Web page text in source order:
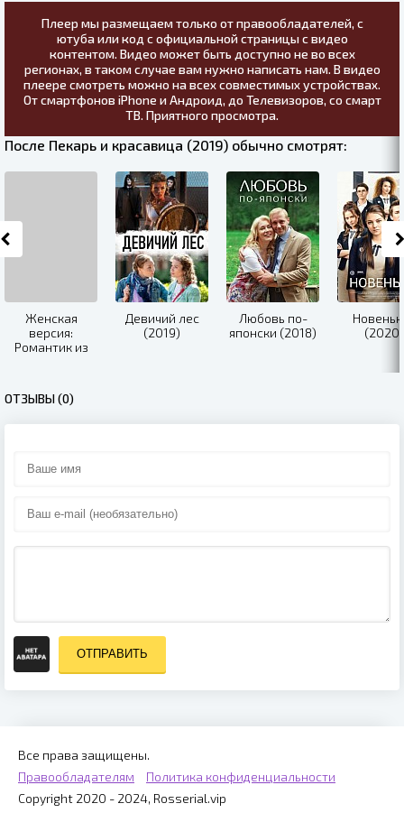
Плеер мы размещаем только от правообладателей, с
ютуба или код с официальной страницы с видео
контентом. Видео может быть доступно не во всех
регионах, в таком случае вам нужно написать нам. В видео
плеере смотреть можно на всех совместимых устройствах.
От смартфонов iPhone и Андроид, до Телевизоров, со смарт
ТВ. Приятного просмотра.
После Пекарь и красавица (2019) обычно смотрят:
Женская
версия:
Романтик из
Девичий лес
(2019)
Любовь по-
японски (2018)
(2020)
ОТЗЫВЫ (0)
ОТПРАВИТЬ
Все права защищены.
Правообладателям
Политика конфиденциальности
Copyright 2020 - 2024, Rosserial.vip